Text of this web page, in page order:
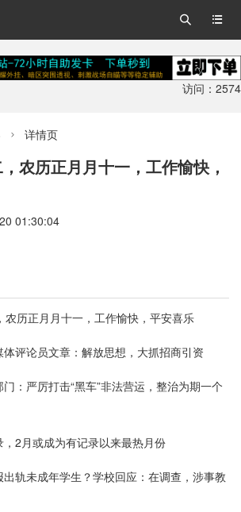


访问：2574
 详情页
农历正月月十一，工作愉快，
01:30:04
农历正月月十一，工作愉快，平安喜乐
评论员文章：解放思想，大抓招商引资
：严厉打击“黑车”非法营运，整治为期一个
2月或成为有记录以来最热月份
轨未成年学生？学校回应：在调查，涉事教